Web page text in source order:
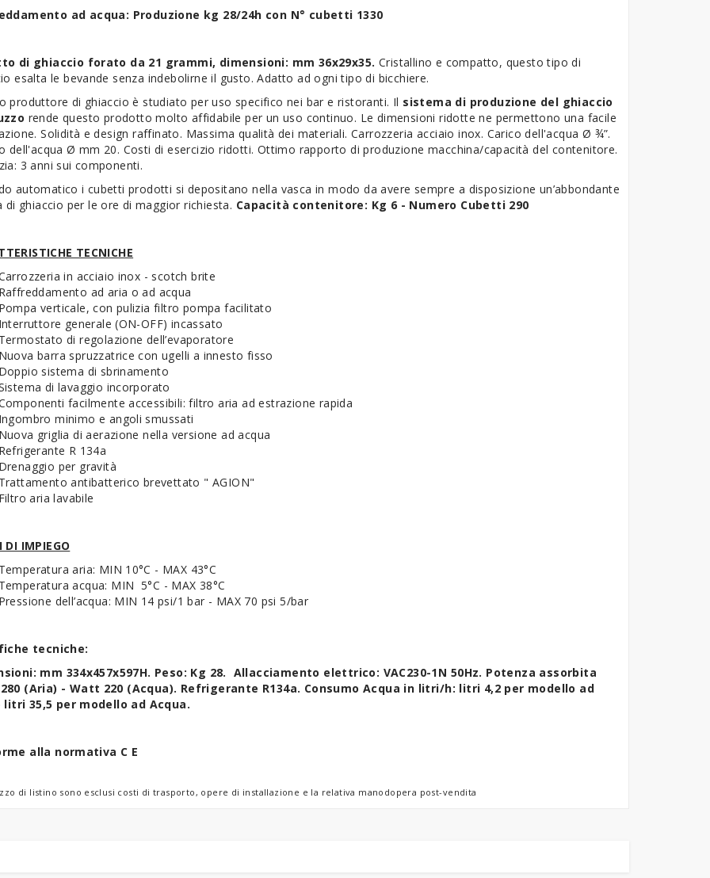
ad acqua: Produzione kg 28/24h con N° cubetti 1330
di ghiaccio forato da 21 grammi, dimensioni: mm 36x29x35. Cristallino e compatto, questo tipo di
esalta le bevande senza indebolirne il gusto. Adatto ad ogni tipo di bicchiere.
produttore di ghiaccio è studiato per uso specifico nei bar e ristoranti. Il sistema di produzione del ghiaccio
rende questo prodotto molto affidabile per un uso continuo. Le dimensioni ridotte ne permettono una facile
Solidità e design raffinato. Massima qualità dei materiali. Carrozzeria acciaio inox. Carico dell'acqua Ø ¾”.
dell'acqua Ø mm 20. Costi di esercizio ridotti. Ottimo rapporto di produzione macchina/capacità del contenitore.
3 anni sui componenti.
automatico i cubetti prodotti si depositano nella vasca in modo da avere sempre a disposizione un’abbondante
di ghiaccio per le ore di maggior richiesta. Capacità contenitore: Kg 6 - Numero Cubetti 290
TECNICHE
in acciaio inox - scotch brite
Raffreddamento ad aria o ad acqua
Pompa verticale, con pulizia filtro pompa facilitato
Interruttore generale (ON-OFF) incassato
Termostato di regolazione dell’evaporatore
Nuova barra spruzzatrice con ugelli a innesto fisso
Doppio sistema di sbrinamento
di lavaggio incorporato
facilmente accessibili: filtro aria ad estrazione rapida
Ingombro minimo e angoli smussati
Nuova griglia di aerazione nella versione ad acqua
Refrigerante R 134a
Drenaggio per gravità
Trattamento antibatterico brevettato " AGION"
Filtro aria lavabile
DI IMPIEGO
Temperatura aria: MIN 10°C - MAX 43°C
Temperatura acqua: MIN 5°C - MAX 38°C
Pressione dell’acqua: MIN 14 psi/1 bar - MAX 70 psi 5/bar
tecniche:
mm 334x457x597H. Peso: Kg 28. Allacciamento elettrico: VAC230-1N 50Hz. Potenza assorbita
(Aria) - Watt 220 (Acqua). Refrigerante R134a. Consumo Acqua in litri/h: litri 4,2 per modello ad
litri 35,5 per modello ad Acqua.
alla normativa C E
di listino sono esclusi costi di trasporto, opere di installazione e la relativa manodopera post-vendita